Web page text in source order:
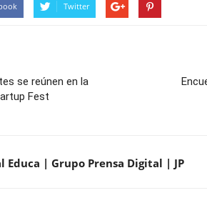
Twitter
se reúnen en la
Fest
Educa | Grupo Prensa Digital | JP